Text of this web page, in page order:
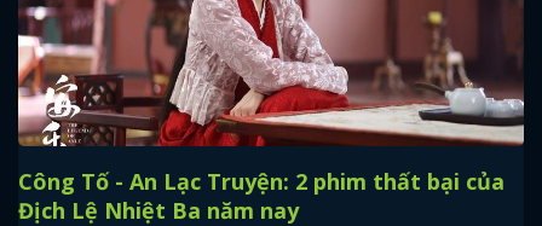
Công Tố - An Lạc Truyện: 2 phim thất bại của
Địch Lệ Nhiệt Ba năm nay